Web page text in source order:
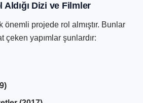
Dizi ve Filmler
önemli projede rol almıştır. Bunlar
çeken yapımlar şunlardır: